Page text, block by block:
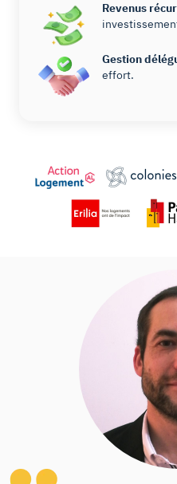
Revenus
Gestion
effort.